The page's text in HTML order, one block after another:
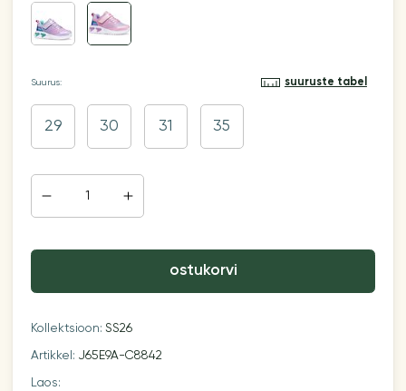
Suurus: suuruste tabel
29 30 31 35
ostukorvi
Kollektsioon:SS26
Artikkel: J65E9A-C8842
Laos: